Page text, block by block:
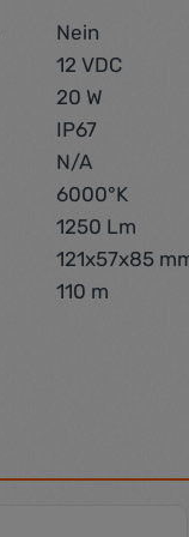
Nein
12 VDC
20 W
IP67
N/A
6000°K
1250 Lm
121x57x85
110 m